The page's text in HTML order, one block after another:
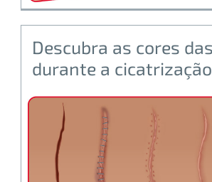
Descubra as cores
durante a